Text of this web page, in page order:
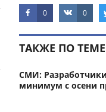
0 0
ТАКЖЕ ПО ТЕМЕ
СМИ: Разработчики
минимум с осени